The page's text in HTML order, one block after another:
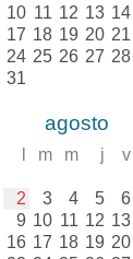
10 11 12 13 14
17 18 19 20 21
24 25 26 27 28
31
agosto
m m j v
2 3 4 5 6
9 10 11 12 13
16 17 18 19 20